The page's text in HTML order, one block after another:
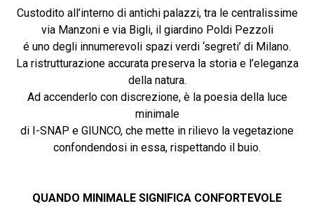
Custodito all’interno di antichi palazzi, tra le centralissime
via Manzoni e via Bigli, il giardino Poldi Pezzoli
é uno degli innumerevoli spazi verdi ‘segreti’ di Milano.
La ristrutturazione accurata preserva la storia e l’eleganza
della natura.
Ad accenderlo con discrezione, è la poesia della luce
minimale
di I-SNAP e GIUNCO, che mette in rilievo la vegetazione
confondendosi in essa, rispettando il buio.
QUANDO MINIMALE SIGNIFICA CONFORTEVOLE